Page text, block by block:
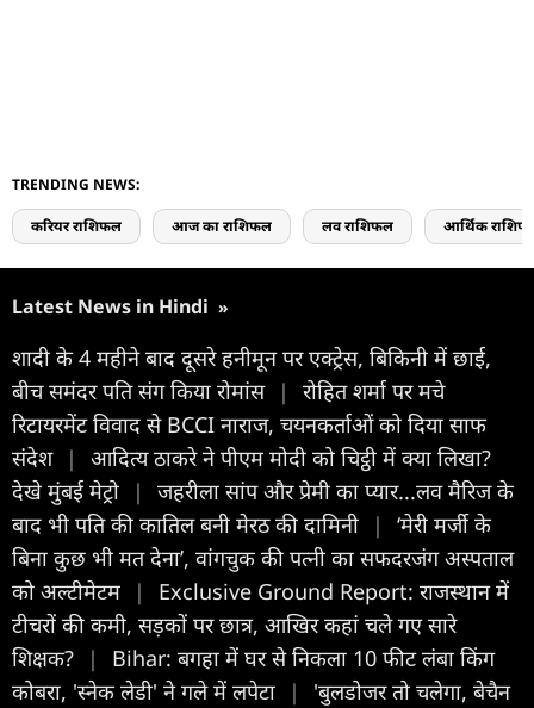
TRENDING NEWS:
करियर राशिफल आज का राशिफल लव राशिफल आर्थिक
Latest News in Hindi »
शादी के 4 महीने बाद दूसरे हनीमून पर एक्ट्रेस, बिकिनी में छाई,
बीच समंदर पति संग किया रोमांस |
रोहित शर्मा पर मचे
रिटायरमेंट विवाद से BCCI नाराज, चयनकर्ताओं को दिया साफ
संदेश |
आदित्य ठाकरे ने पीएम मोदी को चिट्ठी में क्या लिखा?
देखे मुंबई मेट्रो
|
जहरीला सांप और प्रेमी का प्यार...लव मैरिज के
बाद भी पति की कातिल बनी मेरठ की दामिनी
|
‘मेरी मर्जी के
बिना कुछ भी मत देना’, वांगचुक की पत्नी का सफदरजंग अस्पताल
को अल्टीमेटम
|
Exclusive Ground Report: राजस्थान में
टीचरों की कमी, सड़कों पर छात्र, आखिर कहां चले गए सारे
शिक्षक?
|
Bihar: बगहा में घर से निकला 10 फीट लंबा किंग
कोबरा, 'स्नेक लेडी' ने गले में लपेटा
|
'बुलडोजर तो चलेगा, बेचैन